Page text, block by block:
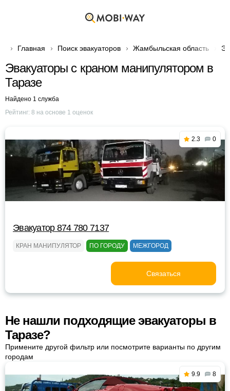
Главная Поиск эвакуаторов Жамбыльская область
Эвакуаторы с краном манипулятором в
Таразе
Найдено 1 служба
Рейтинг: 8 на основе 1 оценок
2.3 0
Эвакуатор 874 780 7137
КРАН МАНИПУЛЯТОР ПО ГОРОДУ МЕЖГОРОД
Связаться
Не нашли подходящие эвакуаторы в
Таразе?
Примените другой фильтр или посмотрите варианты по другим
городам
9.9 8